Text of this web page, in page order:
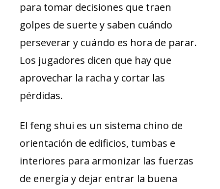
para tomar decisiones que traen
golpes de suerte y saben cuándo
perseverar y cuándo es hora de parar.
Los jugadores dicen que hay que
aprovechar la racha y cortar las
pérdidas.
El feng shui es un sistema chino de
orientación de edificios, tumbas e
interiores para armonizar las fuerzas
de energía y dejar entrar la buena